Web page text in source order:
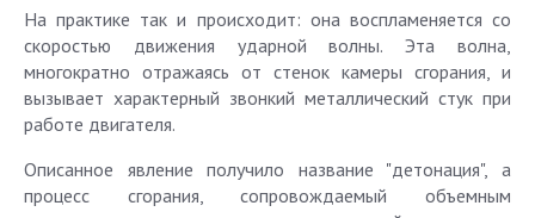
На практике так и происходит: она воспламеняется со
скоростью движения ударной волны. Эта волна,
многократно отражаясь от стенок камеры сгорания, и
вызывает характерный звонкий металлический стук при
работе двигателя.
Описанное явление получило название "детонация", а
процесс сгорания, сопровождаемый объемным